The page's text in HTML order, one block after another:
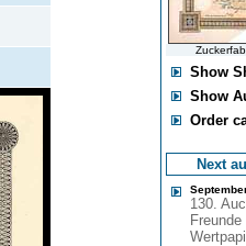
Show
Show
Order
Next
130.